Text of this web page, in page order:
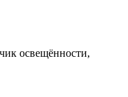
освещённости,